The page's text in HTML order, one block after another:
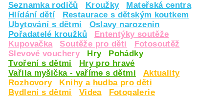
Seznamka rodičů Kroužky
Mateřská centra
Hlídání dětí
Restaurace s dětským koutkem
Ubytování s dětmi
Oslavy narozenin
Pořadatelé kroužků
Ententýky soutěže
Kupovačka
Soutěže pro děti
Fotosoutěž
Slevové vouchery
Hry
Pohádky
Tvoření s dětmi
Hry pro hravé
Vařila myšička - vaříme s dětmi
Aktuality
Rozhovory
Knihy a hudba pro děti
Bydlení s dětmi
Videa Fotogalerie